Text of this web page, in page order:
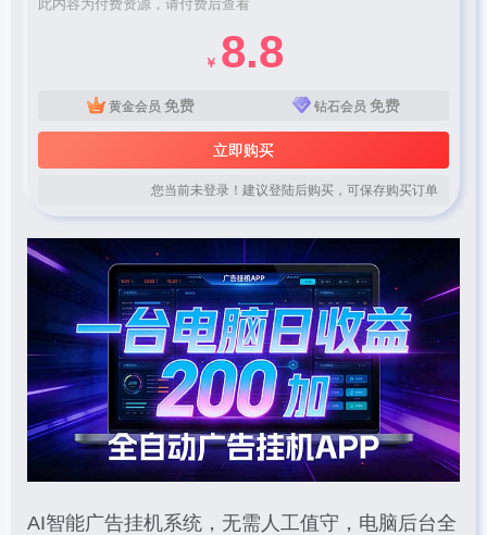
此内容为付费资源，请付费后查看
￥ 8.8
黄金会员 免费 钻石会员 免费
立即购买
您当前未登录！建议登陆后购买，可保存购买订单
AI智能广告挂机系统，无需人工值守，电脑后台全